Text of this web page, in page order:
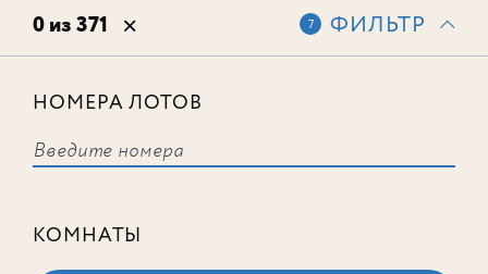
0 из 371 7 ФИЛЬТР
НОМЕРА ЛОТОВ
КОМНАТЫ
соответствует ни одного лота